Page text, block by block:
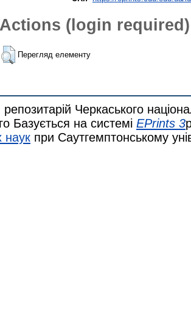
Actions (login required)
Перегляд елементу
репозитарій Черкаського
Базується на системі EPrints 3
наук при Саутгемптонському